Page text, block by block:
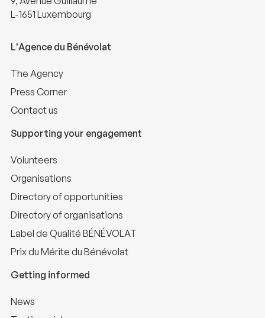
L-1651 Luxembourg
L'Agence du Bénévolat
The Agency
Press Corner
Contact us
Supporting your engagement
Volunteers
Organisations
Directory of opportunities
Directory of organisations
Label de Qualité BÉNÉVOLAT
Prix du Mérite du Bénévolat
Getting informed
News